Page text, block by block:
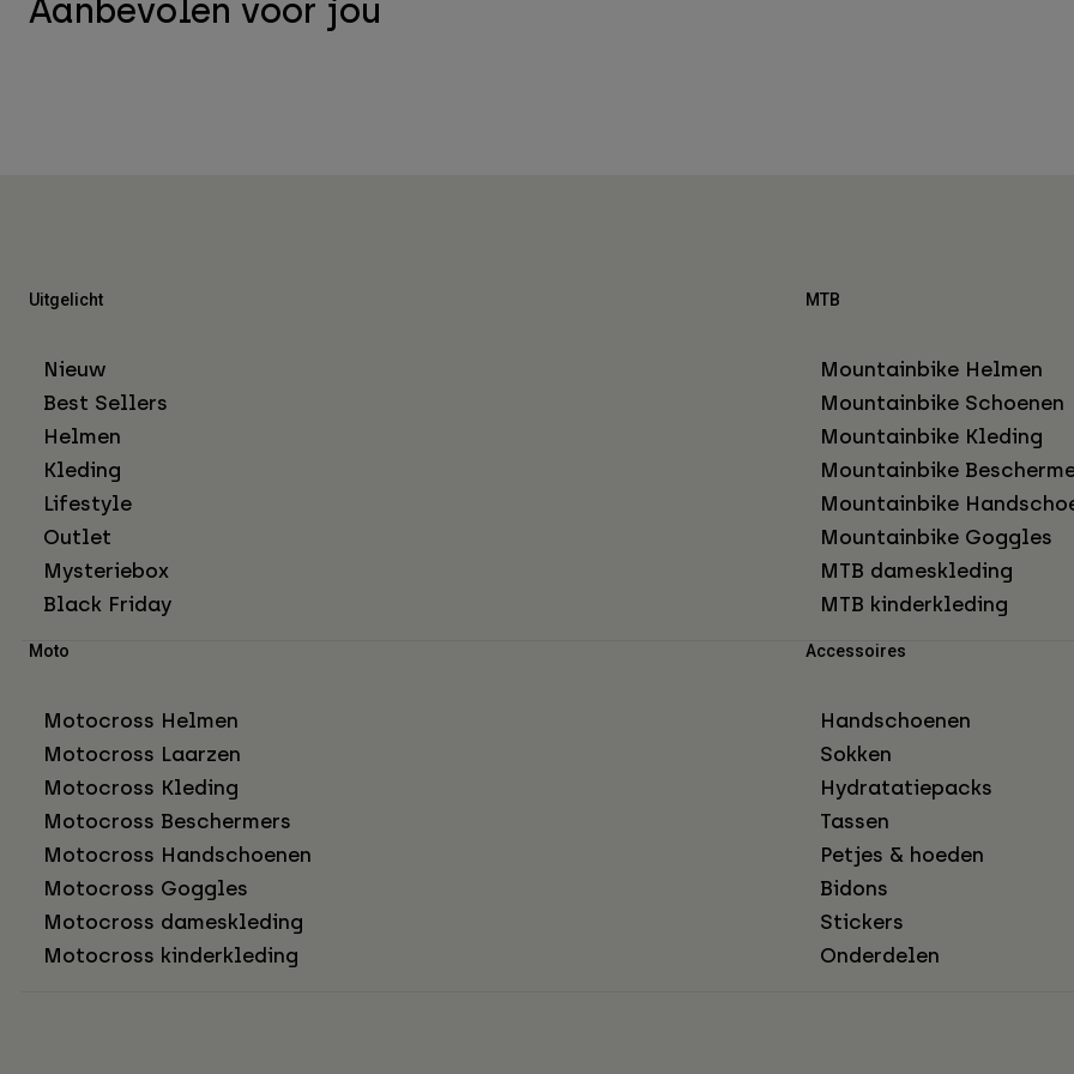
Aanbevolen voor jou
Uitgelicht
Nieuw
Best Sellers
Helmen
Kleding
Lifestyle
Outlet
Mysteriebox
Black Friday
MTB
Mountainbike Helmen
Mountainbike Schoenen
Mountainbike Kleding
Mountainbike
Mountainbike
Mountainbike Goggles
MTB dameskleding
MTB kinderkleding
Moto
Motocross Helmen
Motocross Laarzen
Motocross Kleding
Motocross Beschermers
Motocross Handschoenen
Motocross Goggles
Motocross dameskleding
Motocross kinderkleding
Accessoires
Handschoenen
Sokken
Hydratatiepacks
Tassen
Petjes & hoeden
Bidons
Stickers
Onderdelen